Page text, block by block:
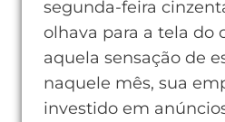
segunda-feira
olhava para a tela do
aquela sensação de
naquele mês, sua
investido em